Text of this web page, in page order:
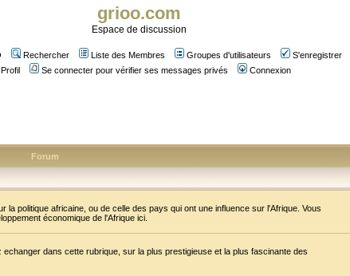
grioo.com
Espace de discussion
Rechercher Liste des Membres Groupes d'utilisateurs
S'enregistrer
Profil
Se connecter pour vérifier ses messages privés Connexion
Forum
politique africaine, ou de celle des pays qui ont une influence sur l'Afrique. Vous
économique de l'Afrique ici.
dans cette rubrique, sur la plus prestigieuse et la plus fascinante des